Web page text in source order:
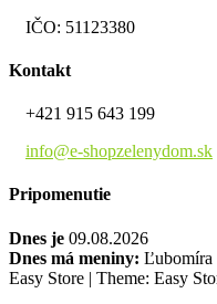
IČO: 51123380
Kontakt
+421 915 643 199
info@e-shopzelenydom.sk
Pripomenutie
Dnes je 09.08.2026
Dnes má meniny: Ľubomíra
Easy Store | Theme: Easy